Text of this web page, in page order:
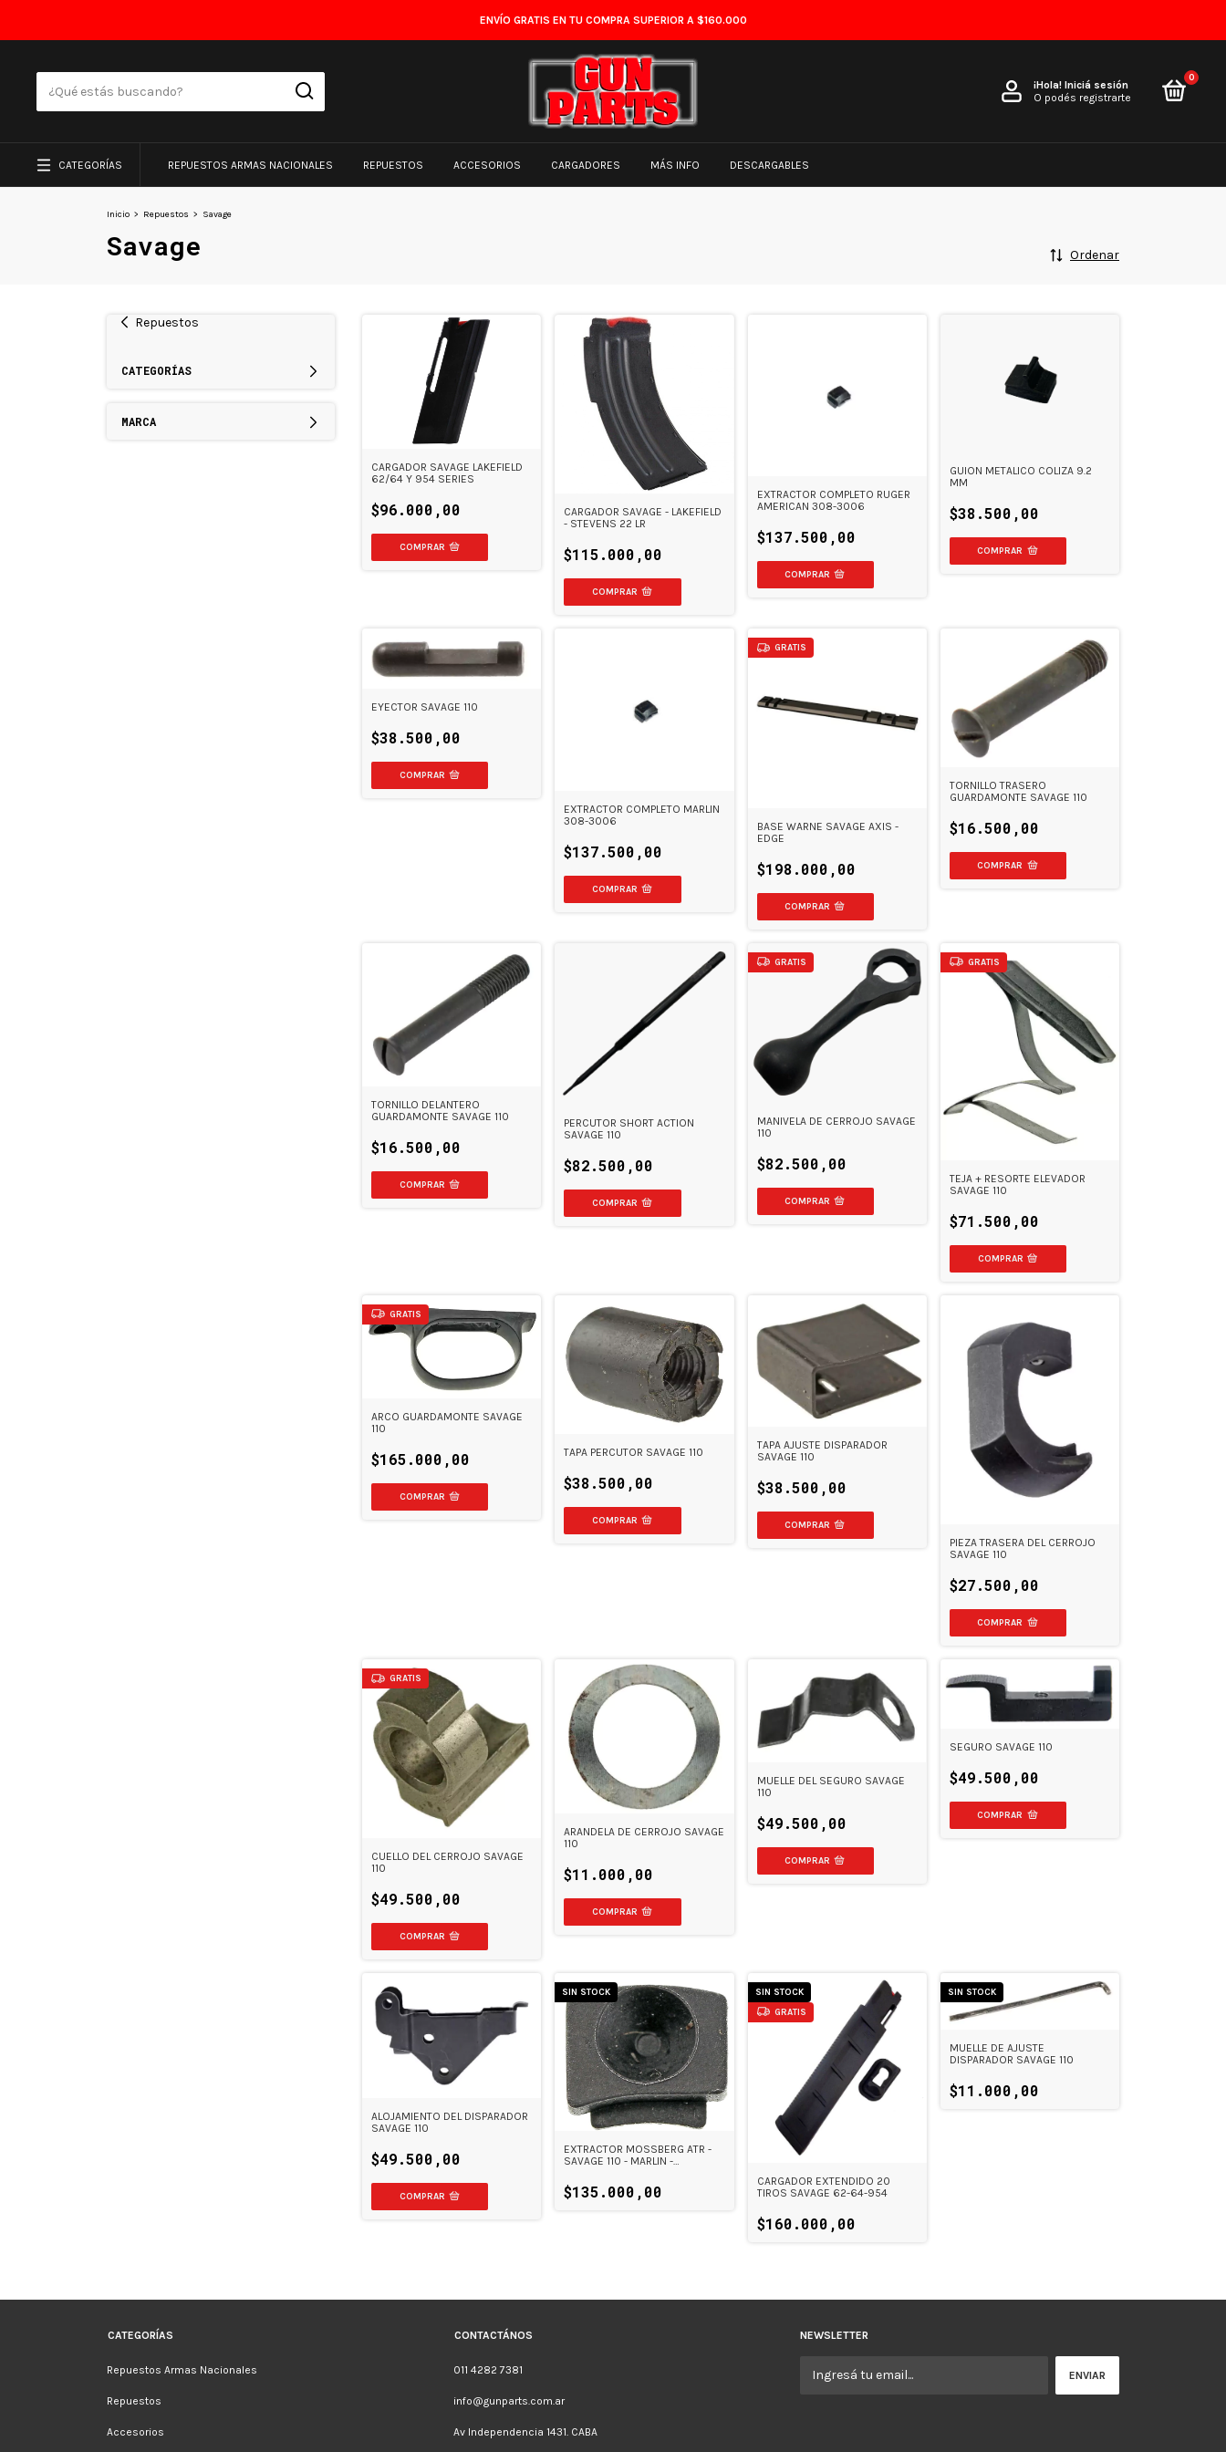
ENVÍO GRATIS EN TU COMPRA SUPERIOR A $160.000
¡Hola! Iniciá sesión
O podés registrarte
0
CATEGORÍAS REPUESTOS ARMAS NACIONALES REPUESTOS ACCESORIOS CARGADORES MÁS INFO DESCARGABLES
Inicio > Repuestos > Savage
Savage Ordenar
Repuestos
CATEGORÍAS
MARCA
CARGADOR SAVAGE LAKEFIELD
62/64 Y 954 SERIES
$96.000,00
CARGADOR SAVAGE - LAKEFIELD
- STEVENS 22 LR
$115.000,00
EXTRACTOR COMPLETO RUGER
AMERICAN 308-3006
$137.500,00
GUION METALICO COLIZA 9.2
MM
$38.500,00
EYECTOR SAVAGE 110
$38.500,00
EXTRACTOR COMPLETO MARLIN
308-3006
$137.500,00
GRATIS
BASE WARNE SAVAGE AXIS -
EDGE
$198.000,00
TORNILLO TRASERO
GUARDAMONTE SAVAGE 110
$16.500,00
TORNILLO DELANTERO
GUARDAMONTE SAVAGE 110
$16.500,00
PERCUTOR SHORT ACTION
SAVAGE 110
$82.500,00
GRATIS
MANIVELA DE CERROJO SAVAGE
110
$82.500,00
GRATIS
TEJA + RESORTE ELEVADOR
SAVAGE 110
$71.500,00
COMPRAR
GRATIS
ARCO GUARDAMONTE SAVAGE
110
$165.000,00 TAPA PERCUTOR SAVAGE 110
$38.500,00
TAPA AJUSTE DISPARADOR
SAVAGE 110
$38.500,00
PIEZA TRASERA DEL CERROJO
SAVAGE 110
$27.500,00
GRATIS
CUELLO DEL CERROJO SAVAGE
110
$49.500,00
ARANDELA DE CERROJO SAVAGE
110
$11.000,00
MUELLE DEL SEGURO SAVAGE
110
$49.500,00
SEGURO SAVAGE 110
$49.500,00
ALOJAMIENTO DEL DISPARADOR
SAVAGE 110
$49.500,00
SIN STOCK
EXTRACTOR MOSSBERG ATR -
SAVAGE 110 - MARLIN -
$135.000,00
SIN STOCK
GRATIS
CARGADOR EXTENDIDO 20
TIROS SAVAGE 62-64-954
$160.000,00
SIN STOCK
MUELLE DE AJUSTE
DISPARADOR SAVAGE 110
$11.000,00
CATEGORÍAS
Repuestos Armas Nacionales
Repuestos
Accesorios
CONTACTÁNOS
011 4282 7381
info@gunparts.com.ar
Av Independencia 1431. CABA
NEWSLETTER